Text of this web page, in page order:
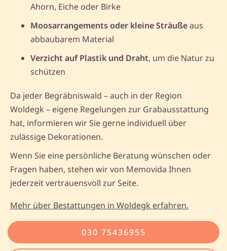
Ahorn, Eiche oder Birke
Moosarrangements oder kleine Sträußeaus
abbaubarem Material
Verzicht auf Plastik und Draht, um die Natur zu
schützen
Da jeder Begräbniswald – auch in der Region
Woldegk – eigene Regelungen zur Grabausstattung
hat, informieren wir Sie gerne individuell über
zulässige Dekorationen.
Wenn Sie eine persönliche Beratung wünschen oder
Fragen haben, stehen wir von Memovida Ihnen
jederzeit vertrauensvoll zur Seite.
Mehr über Bestattungen in Woldegk erfahren.
030 75436955